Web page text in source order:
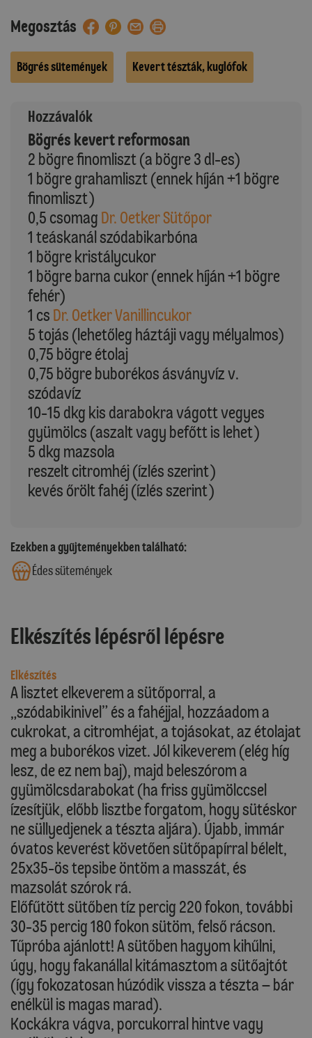
Megosztás
Bögrés sütemények Kevert tészták, kuglófok
Hozzávalók
Bögrés kevert reformosan
2 bögre finomliszt (a bögre 3 dl-es)
1 bögre grahamliszt (ennek híján +1 bögre
finomliszt)
0,5 csomag Dr. Oetker Sütőpor
1 teáskanál szódabikarbóna
1 bögre kristálycukor
1 bögre barna cukor (ennek híján +1 bögre
fehér)
1 cs Dr. Oetker Vanillincukor
5 tojás (lehetőleg háztáji vagy mélyalmos)
0,75 bögre étolaj
0,75 bögre buborékos ásványvíz v.
szódavíz
10-15 dkg kis darabokra vágott vegyes
gyümölcs (aszalt vagy befőtt is lehet)
5 dkg mazsola
reszelt citromhéj (ízlés szerint)
kevés őrölt fahéj (ízlés szerint)
Ezekben a gyűjteményekben található:
Édes sütemények
Elkészítés lépésről lépésre
Elkészítés
A lisztet elkeverem a sütőporral, a
„szódabikinivel” és a fahéjjal, hozzáadom a
cukrokat, a citromhéjat, a tojásokat, az étolajat
meg a buborékos vizet. Jól kikeverem (elég híg
lesz, de ez nem baj), majd beleszórom a
gyümölcsdarabokat (ha friss gyümölccsel
ízesítjük, előbb lisztbe forgatom, hogy sütéskor
ne süllyedjenek a tészta aljára). Újabb, immár
óvatos keverést követően sütőpapírral bélelt,
25x35-ös tepsibe öntöm a masszát, és
mazsolát szórok rá.
Előfűtött sütőben tíz percig 220 fokon, további
30-35 percig 180 fokon sütöm, felső rácson.
Tűpróba ajánlott! A sütőben hagyom kihűlni,
úgy, hogy fakanállal kitámasztom a sütőajtót
(így fokozatosan húzódik vissza a tészta – bár
enélkül is magas marad).
Kockákra vágva, porcukorral hintve vagy